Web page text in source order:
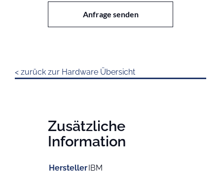
Anfrage senden
< zurück zur Hardware Übersicht
Zusätzliche
Information
HerstellerIBM